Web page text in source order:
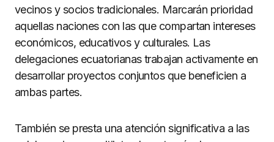
vecinos y socios tradicionales. Marcarán prioridad
aquellas naciones con las que compartan intereses
económicos, educativos y culturales. Las
delegaciones ecuatorianas trabajan activamente en
desarrollar proyectos conjuntos que beneficien a
ambas partes.
También se presta una atención significativa a las